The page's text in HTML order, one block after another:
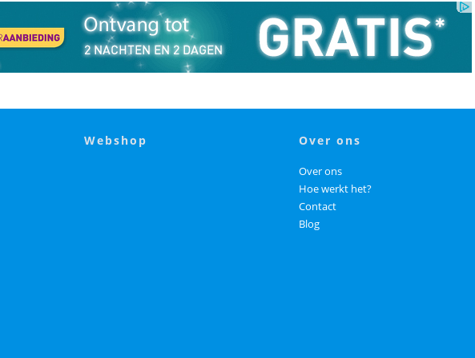
webshop over ons
Over ons
Hoe werkt het?
Contact
Blog